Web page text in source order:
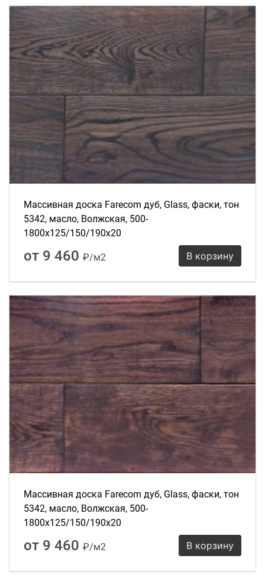
Массивная доска Farecom дуб, Glass, фаски, тон
5342, масло, Волжская, 500-
1800х125/150/190х20
от 9 460 ₽/м2 В корзину
Массивная доска Farecom дуб, Glass, фаски, тон
5342, масло, Волжская, 500-
1800х125/150/190х20
от 9 460 ₽/м2 В корзину